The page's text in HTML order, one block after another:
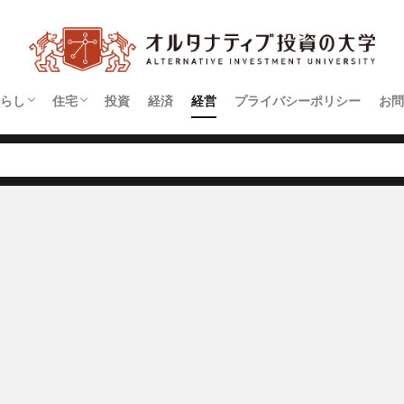
し
約
住宅
アパート
マンション
投資 経済 経営 プライバシーポリシー お